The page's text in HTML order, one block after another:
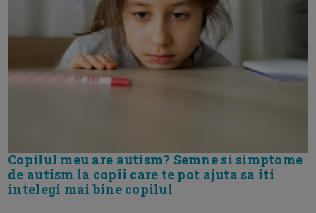
Copilul meu are autism? Semne si simptome
de autism la copii care te pot ajuta sa iti
intelegi mai bine copilul